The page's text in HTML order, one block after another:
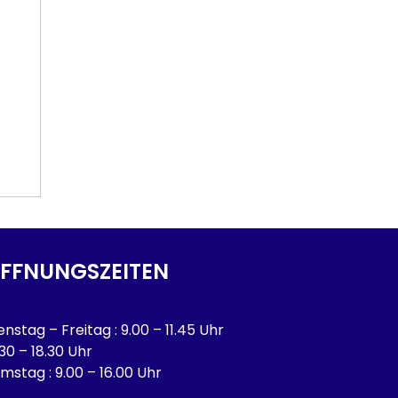
– Freitag : 9.00 – 11.45 Uhr
– 18.30 Uhr
: 9.00 – 16.00 Uhr